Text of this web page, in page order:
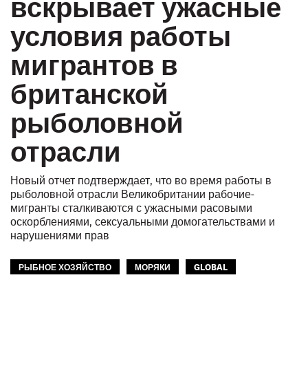
условия работы
мигрантов в
британской
рыболовной
отрасли
Новый отчет подтверждает, что во время работы в
рыболовной отрасли Великобритании рабочие-
мигранты сталкиваются с ужасными расовыми
оскорблениями, сексуальными домогательствами и
нарушениями прав
РЫБНОЕ ХОЗЯЙСТВО МОРЯКИ GLOBAL